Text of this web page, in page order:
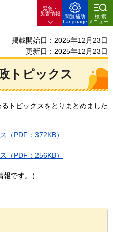
緊急・
災害情報
閲覧補助
Language
検索
メニュー
掲載開始日：2025年12月23日
更新日：2025年12月23日
トピックス
るトピックスをとりまとめました
（PDF：372KB）
（PDF：256KB）
です。）